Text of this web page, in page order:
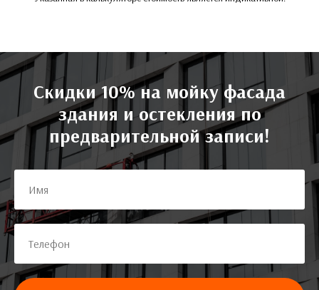
Скидки 10% на мойку фасада
здания и остекления по
предварительной записи!